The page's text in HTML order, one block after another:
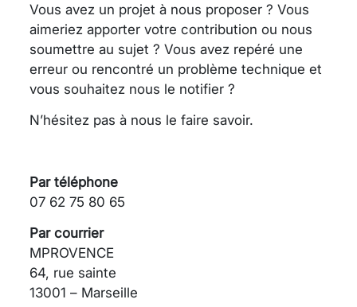
Vous avez un projet à nous proposer ? Vous
aimeriez apporter votre contribution ou nous
soumettre au sujet ? Vous avez repéré une
erreur ou rencontré un problème technique et
vous souhaitez nous le notifier ?
N’hésitez pas à nous le faire savoir.
Par téléphone
07 62 75 80 65
Par courrier
MPROVENCE
64, rue sainte
13001 – Marseille